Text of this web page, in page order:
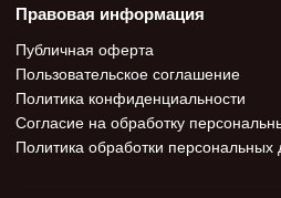
Правовая информация
Публичная оферта
Пользовательское соглашение
Политика конфиденциальности
Согласие на обработку
Политика обработки персональных